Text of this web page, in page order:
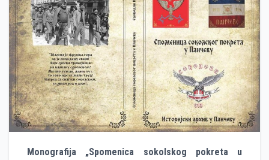
Monografija „Spomenica sokolskog pokreta u